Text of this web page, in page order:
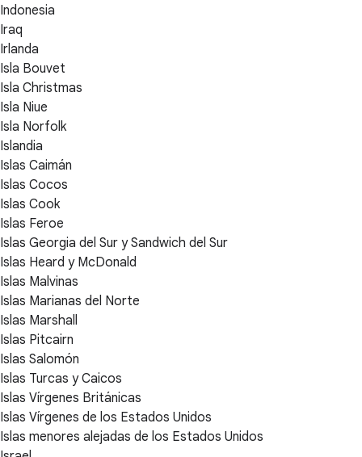
Indonesia
Iraq
Irlanda
Isla Bouvet
Isla Christmas
Isla Niue
Isla Norfolk
Islandia
Islas Caimán
Islas Cocos
Islas Cook
Islas Feroe
Islas Georgia del Sur y Sandwich del Sur
Islas Heard y McDonald
Islas Malvinas
Islas Marianas del Norte
Islas Marshall
Islas Pitcairn
Islas Salomón
Islas Turcas y Caicos
Islas Vírgenes Británicas
Islas Vírgenes de los Estados Unidos
Islas menores alejadas de los Estados Unidos